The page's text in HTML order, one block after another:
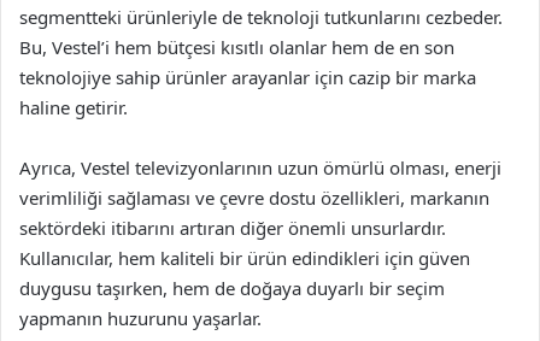
segmentteki ürünleriyle de teknoloji tutkunlarını cezbeder.
Bu, Vestel’i hem bütçesi kısıtlı olanlar hem de en son
teknolojiye sahip ürünler arayanlar için cazip bir marka
haline getirir.
Ayrıca, Vestel televizyonlarının uzun ömürlü olması, enerji
verimliliği sağlaması ve çevre dostu özellikleri, markanın
sektördeki itibarını artıran diğer önemli unsurlardır.
Kullanıcılar, hem kaliteli bir ürün edindikleri için güven
duygusu taşırken, hem de doğaya duyarlı bir seçim
yapmanın huzurunu yaşarlar.